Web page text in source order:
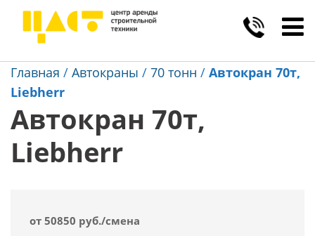
Главная / Автокраны / 70 тонн / Автокран 70т,
Liebherr
Автокран 70т,
Liebherr
от 50850 руб./смена